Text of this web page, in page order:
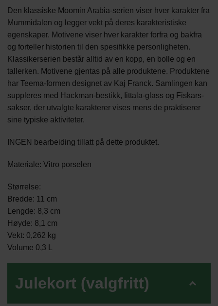
Den klassiske Moomin Arabia-serien viser hver karakter fra
Mummidalen og legger vekt på deres karakteristiske
egenskaper. Motivene viser hver karakter forfra og bakfra
og forteller historien til den spesifikke personligheten.
Klassikerserien består alltid av en kopp, en bolle og en
tallerken. Motivene gjentas på alle produktene. Produktene
har Teema-formen designet av Kaj Franck. Samlingen kan
suppleres med Hackman-bestikk, Iittala-glass og Fiskars-
sakser, der utvalgte karakterer vises mens de praktiserer
sine typiske aktiviteter.
INGEN bearbeiding tillatt på dette produktet.
Materiale: Vitro porselen
Størrelse:
Bredde: 11 cm
Lengde: 8,3 cm
Høyde: 8,1 cm
Vekt: 0,262 kg
Volume 0,3 L
Julekort (valgfritt)